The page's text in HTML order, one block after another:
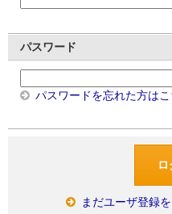
パスワード
パスワードを忘れた方はこ
まだユーザ登録